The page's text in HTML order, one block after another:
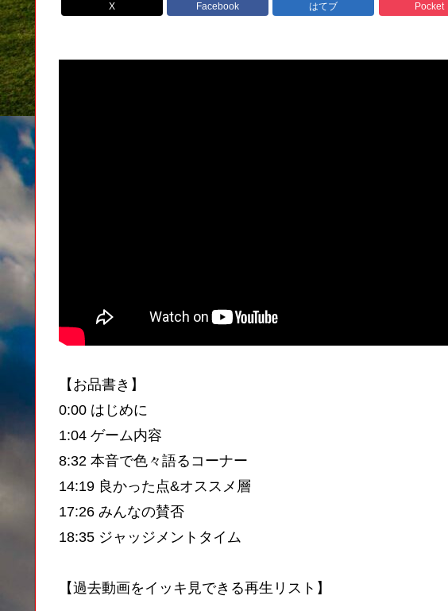
X Facebook はてブ Pocket
【お品書き】
0:00 はじめに
1:04 ゲーム内容
8:32 本音で色々語るコーナー
14:19 良かった点&オススメ層
17:26 みんなの賛否
18:35 ジャッジメントタイム
【過去動画をイッキ見できる再生リスト】